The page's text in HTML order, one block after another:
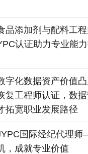
品添加剂与配料工
认证助力专业能
字化数据资产价值
复工程师认证，数
拓宽职业发展路径
国际经纪代理
，成就专业价值